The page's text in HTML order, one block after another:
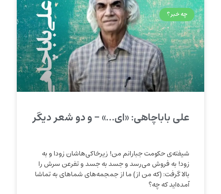
چه خبر؟
علی باباچاهی: «ای…» – و دو شعر دیگر
شیفته‌ی حکومت جبارانم من! زیرخاکی‌هاشان زودا و به
زود! به فروش می‌رسد و جسد به جسد و تفرعن سرش را
بالا گرفت: (که من از) ما از جمجمه‌های شماهای به تماشا
آمده‌اید که چه؟